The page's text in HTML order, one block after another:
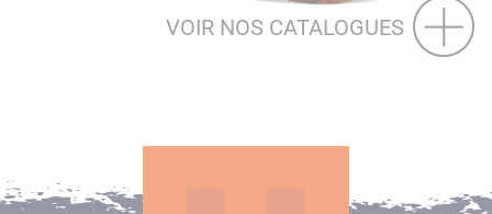
VOIR NOS CATALOGUES